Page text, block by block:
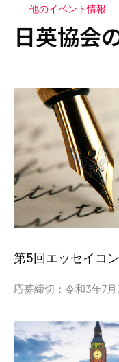
他のイベント情報
日英協会
第5回エッセイコ
応募締切：令和3年7